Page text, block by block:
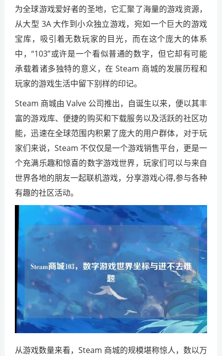
为全球游戏爱好者的圣地，它汇聚了海量的游戏资源，
从大型 3A 大作到小众独立游戏，宛如一个巨大的游戏
宝库，吸引着无数玩家的目光，而在这个庞大的体系
中，“103”或许是一个看似普通的数字，但它却有可能
承载着诸多独特的意义，在 Steam 商城的发展历程和
玩家的游戏生活中留下别样的印记。
Steam 商城由 Valve 公司推出，自诞生以来，便以其丰
富的游戏库、便捷的购买和下载服务以及活跃的社区功
能，迅速在全球范围内积累了庞大的用户群体，对于玩
家们来说，Steam 不仅仅是一个游戏销售平台，更是一
个充满乐趣和惊喜的数字游戏世界，玩家们可以与来自
世界各地的朋友一起联机游戏，分享游戏心得,参与各种
有趣的社区活动。
从游戏数量来看，Steam 商城的规模堪称惊人，数以万